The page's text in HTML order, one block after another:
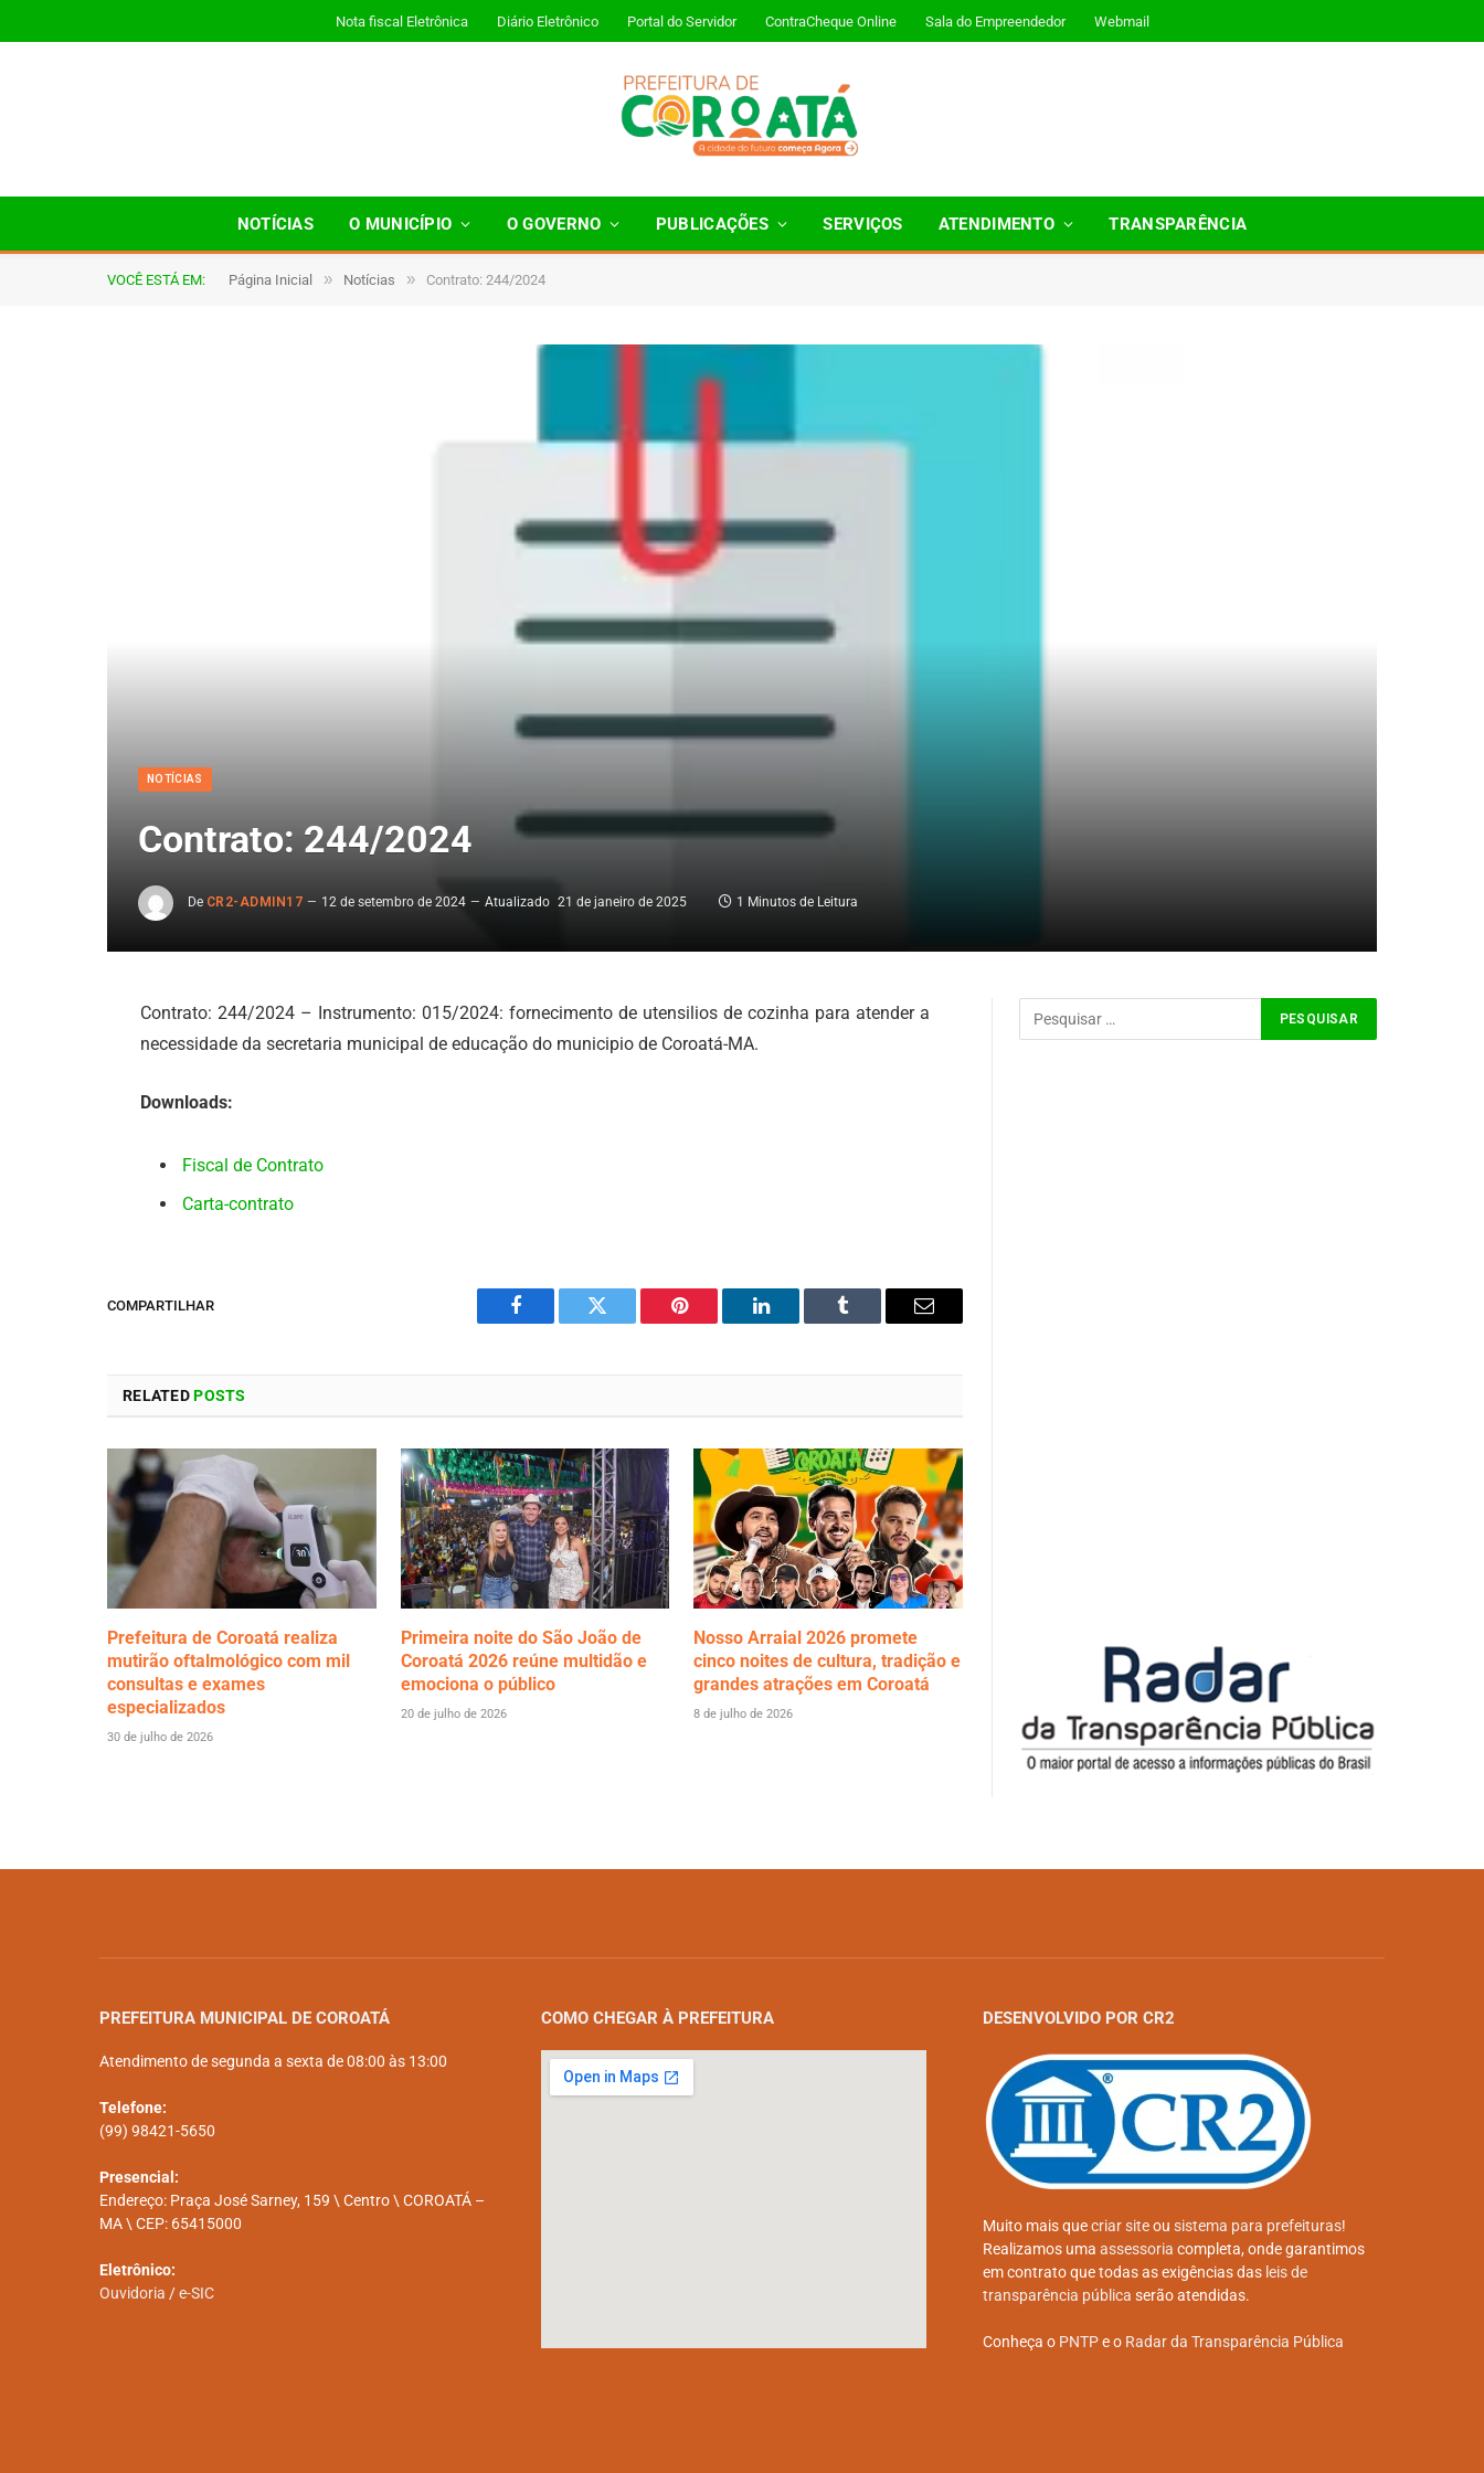
Nota fiscal Eletrônica Diário Eletrônico Portal do Servidor ContraCheque Online Sala do Empreendedor Webmail
NOTÍCIAS O MUNICÍPIO O GOVERNO PUBLICAÇÕES SERVIÇOS ATENDIMENTO TRANSPARÊNCIA
VOCÊ ESTÁ EM: Página Inicial » Notícias » Contrato: 244/2024
NOTÍCIAS
Contrato: 244/2024
De CR2-ADMIN17 12 de setembro de 2024 Atualizado 21 de janeiro de 2025 1 Minutos de Leitura
Contrato: 244/2024 – Instrumento: 015/2024: fornecimento de utensilios de cozinha para atender a
necessidade da secretaria municipal de educação do municipio de Coroatá-MA.
Downloads:
Fiscal de Contrato
Carta-contrato
COMPARTILHAR
Facebook Twitter Pinterest LinkedIn Tumblr Email
RELATEDPOSTS
Prefeitura de Coroatá realiza
mutirão oftalmológico com mil
consultas e exames
especializados
30 de julho de 2026
Primeira noite do São João de
Coroatá 2026 reúne multidão e
emociona o público
20 de julho de 2026
Nosso Arraial 2026 promete
cinco noites de cultura, tradição e
grandes atrações em Coroatá
8 de julho de 2026
PREFEITURA MUNICIPAL DE COROATÁ
Atendimento de segunda a sexta de 08:00 às 13:00
Telefone:
(99) 98421-5650
Presencial:
Endereço: Praça José Sarney, 159 \ Centro \ COROATÁ –
MA \ CEP: 65415000
Eletrônico:
Ouvidoria /e-SIC
COMO CHEGAR À PREFEITURA DESENVOLVIDO POR CR2
Muito mais quecriar siteou sistema para prefeituras!
Realizamos uma assessoria completa, onde garantimos
em contrato que todas as exigências das leis de
transparência pública serão atendidas.
Conheça o PNTPe o Radar da Transparência Pública